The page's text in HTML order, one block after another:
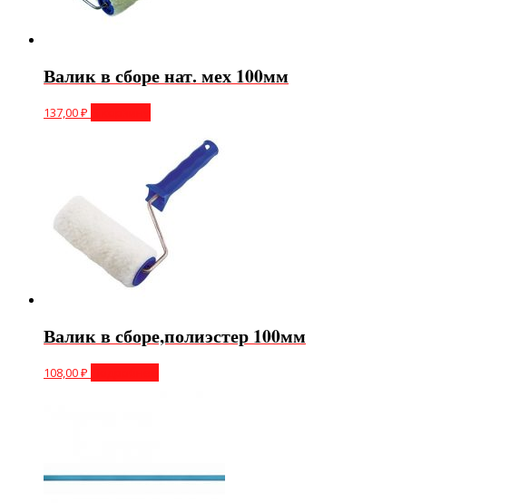
Валик в сборе нат. мех 100мм
137,00₽
Валик в сборе,полиэстер 100мм
108,00₽